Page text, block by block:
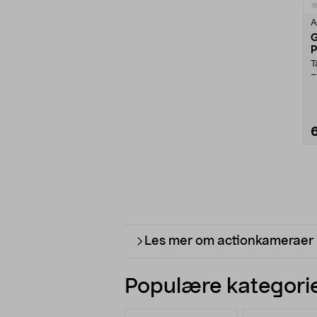
Les mer om actionkameraer
Populære